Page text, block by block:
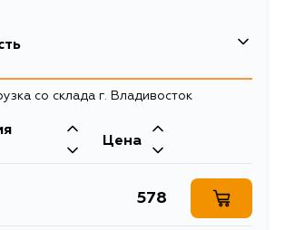
РЫЧАГА ПЕРЕДНИЙ
сайлентблоки рычагов
подвески
Двигатель
C23, C23M,
KA24DE, CD20TI,
со склада г. Владивосток
Цена
578